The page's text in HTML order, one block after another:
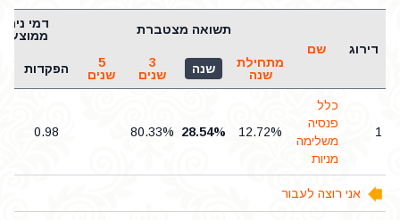
דירוג שם
תשואה מצטברת
דמי
מתחילת
שנה
שנה
3
שנים
5
שנים
הפקדות
1
כלל
פנסיה
משלימה
מניות
12.72%
28.54%
80.33%
0.98
אני רוצה לעבור